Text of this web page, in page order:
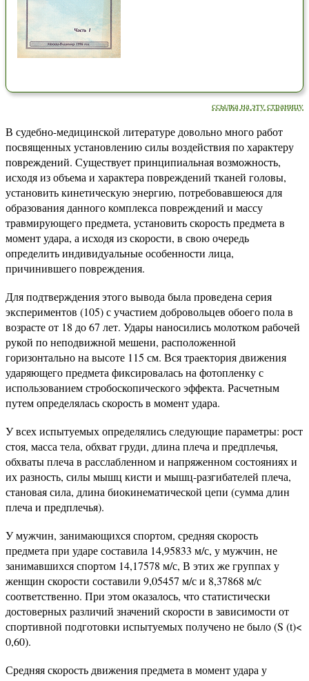
ссылка на эту страницу
В судебно-медицинской литературе довольно много работ
посвященных установлению силы воздействия по характеру
повреждений. Существует принципиальная возможность,
исходя из объема и характера повреждений тканей головы,
установить кинетическую энергию, потребовавшеюся для
образования данного комплекса повреждений и массу
травмирующего предмета, установить скорость предмета в
момент удара, а исходя из скорости, в свою очередь
определить индивидуальные особенности лица,
причинившего повреждения.
Для подтверждения этого вывода была проведена серия
экспериментов (105) с участием добровольцев обоего пола в
возрасте от 18 до 67 лет. Удары наносились молотком рабочей
рукой по неподвижной мешени, расположенной
горизонтально на высоте 115 см. Вся траектория движения
ударяющего предмета фиксировалась на фотопленку с
использованием стробоскопического эффекта. Расчетным
путем определялась скорость в момент удара.
У всех испытуемых определялись следующие параметры: рост
стоя, масса тела, обхват груди, длина плеча и предплечья,
обхваты плеча в расслабленном и напряженном состояниях и
их разность, силы мышц кисти и мышц-разгибателей плеча,
становая сила, длина биокинематической цепи (сумма длин
плеча и предплечья).
У мужчин, занимающихся спортом, средняя скорость
предмета при ударе составила 14,95833 м/с, у мужчин, не
занимавшихся спортом 14,17578 м/с, В этих же группах у
женщин скорости составили 9,05457 м/с и 8,37868 м/с
соответственно. При этом оказалось, что статистически
достоверных различий значений скорости в зависимости от
спортивной подготовки испытуемых получено не было (S (t)<
0,60).
Средняя скорость движения предмета в момент удара у